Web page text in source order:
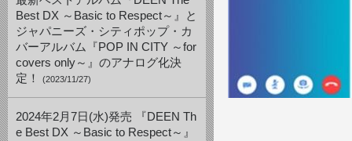
Best DX ～Basic to Respect～』と
ジャパニーズ・シティポップ・カ
バーアルバム『POP IN CITY ～for
covers only～』のアナログ化決
定！
(2023/11/27)
2024年2月7日(水)発売 『DEEN Th
e Best DX ～Basic to Respect～』